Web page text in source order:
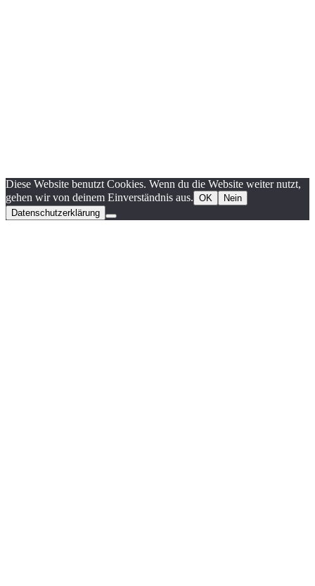
Diese Website benutzt Cookies. Wenn du die Website weiter nutzt,
gehen wir von deinem Einverständnis aus. OK
Nein
Datenschutzerklärung